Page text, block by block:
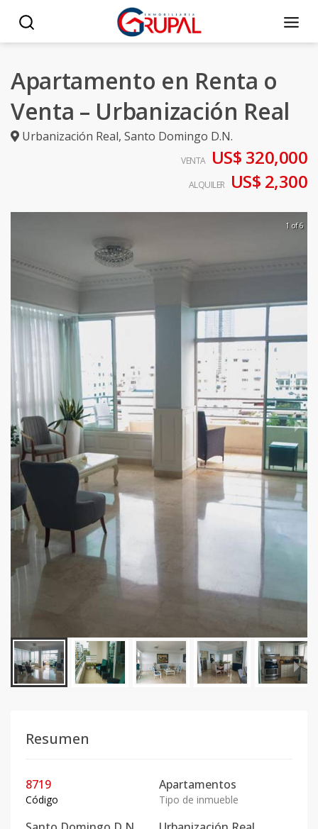
Apartamento en Renta o
Venta – Urbanización Real
Urbanización Real, Santo Domingo D.N.
VENTA US$ 320,000
ALQUILER US$ 2,300
1 of 6
Resumen
8719
Código
Apartamentos
Tipo de inmueble